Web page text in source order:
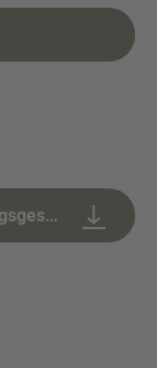
BattDG - Batterierecht-Durchführungsgesetz